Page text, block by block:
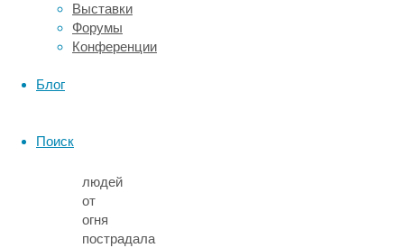
Выставки
Форумы
Конференции
Блог
Поиск
стали
катастрофические
пожары
людей
от
огня
пострадала